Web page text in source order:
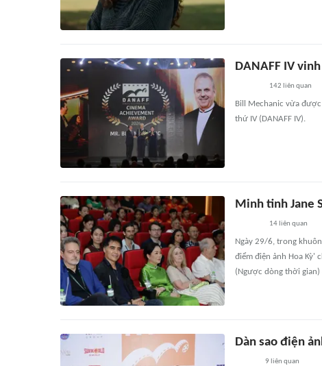
DANAFF IV
142 liên quan
Bill Mechanic vừa
thứ IV (DANAFF IV).
Minh tinh Jane
14liên quan
Ngày 29/6, trong
điểm điện ảnh Hoa Kỳ'
(Ngược dòng thời gian)
Dàn sao điện
9 liên quan